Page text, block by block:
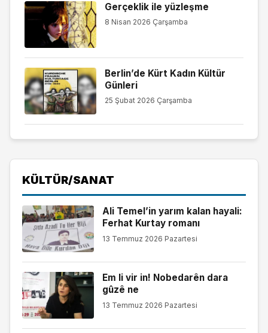
Gerçeklik ile yüzleşme
8 Nisan 2026 Çarşamba
Berlin’de Kürt Kadın Kültür
Günleri
25 Şubat 2026 Çarşamba
KÜLTÜR/SANAT
Ali Temel’in yarım kalan hayali:
Ferhat Kurtay romanı
13 Temmuz 2026 Pazartesi
Em li vir in! Nobedarên dara
gûzê ne
13 Temmuz 2026 Pazartesi